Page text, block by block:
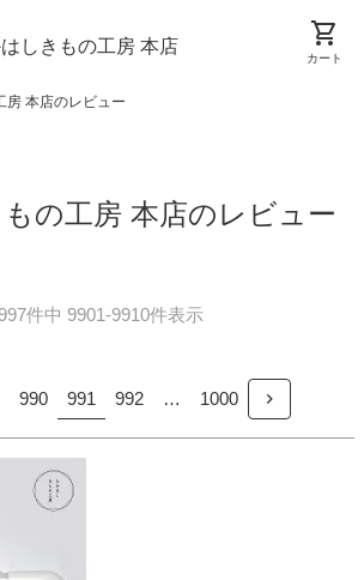
しきもの工房 本店 shopping_cart
カート
房 本店のレビュー
の工房 本店のレビュー
件中 9901-9910件表示
990 991 992 … 1000